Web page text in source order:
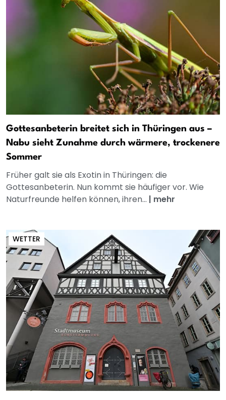
Gottesanbeterin breitet sich in Thüringen aus –
Nabu sieht Zunahme durch wärmere, trockenere
Sommer
Früher galt sie als Exotin in Thüringen: die
Gottesanbeterin. Nun kommt sie häufiger vor. Wie
Naturfreunde helfen können, ihren... | mehr
WETTER